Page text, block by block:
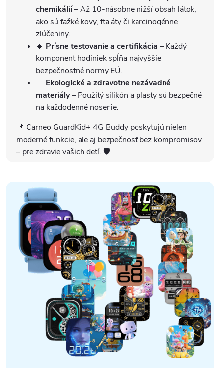
chemikálií– Až 10-násobne nižší obsah látok,
ako sú ťažké kovy, ftaláty či karcinogénne
zlúčeniny.
🔹 Prísne testovanie a certifikácia – Každý
komponent hodiniek spĺňa najvyššie
bezpečnostné normy EÚ.
🔹 Ekologické a zdravotne nezávadné
materiály– Použitý silikón a plasty sú bezpečné
na každodenné nosenie.
📌 Carneo GuardKid+ 4G Buddy poskytujú nielen
moderné funkcie, ale aj bezpečnosť bez kompromisov
– pre zdravie vašich detí. 🛡️